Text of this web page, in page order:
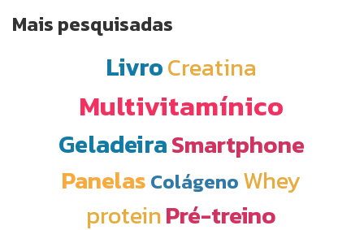
Mais pesquisadas
LivroCreatina
Multivitamínico
GeladeiraSmartphone
Panelas Colágeno Whey
proteinPré-treino